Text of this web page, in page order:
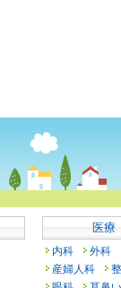
医療
内科 外科
産婦人科